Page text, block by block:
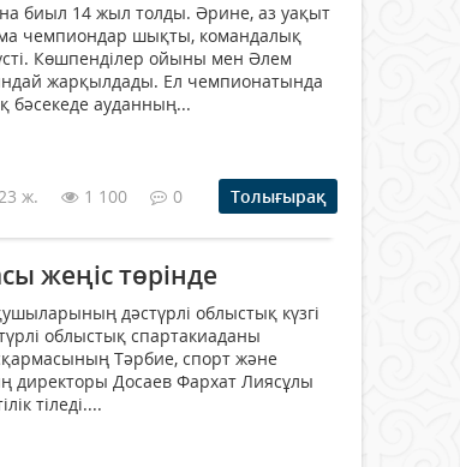
биыл 14 жыл толды. Әрине, аз уақыт
чемпиондар шықты, командалық
Көшпенділер ойыны мен Әлем
жарқылдады. Ел чемпионатында
бәсекеде ауданның...
ж. 1 100 0 Толығырақ
жеңіс төрінде
дәстүрлі облыстық күзгі
облыстық спартакиаданы
Тәрбие, спорт және
директоры Досаев Фархат Лиясұлы
тіледі....